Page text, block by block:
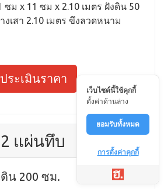
ซม x 11 ซม x 2.10 เมตร ฝังดิน 50
เสา 2.10 เมตร ขึงลวดหนาม
ระเมินราคา
2 แผ่นทึบ
น 200 ซม.
เว็บไซต์นี้ใช้คุกกี้
ตั้งค่าด้านล่าง
ยอมรับทั้งหมด
การตั้งค่าคุกกี้